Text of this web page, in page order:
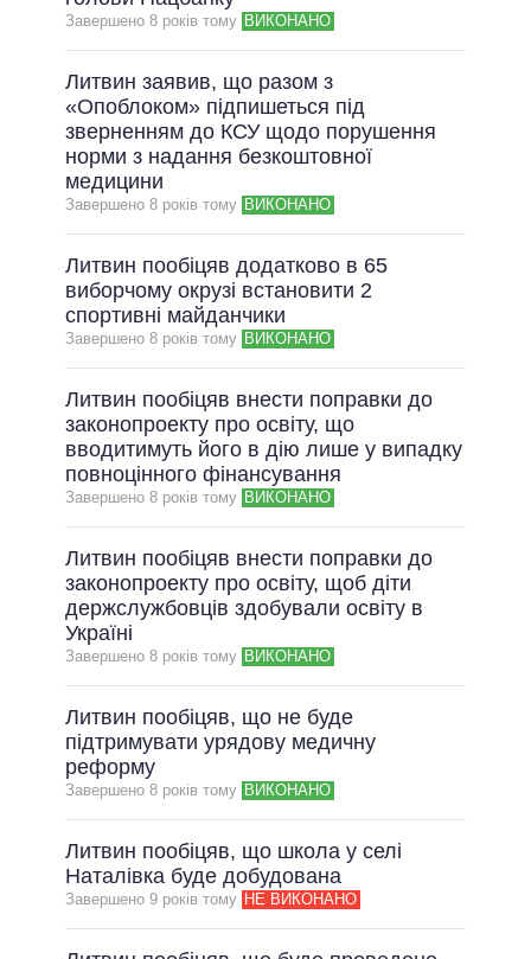
ВСІ ОБІЦЯНКИ
Завершено 8 рокiв тому ВИКОНАНО
Литвин заявив, що разом з
«Опоблоком» підпишеться під
зверненням до КСУ щодо порушення
норми з надання безкоштовної
медицини
Завершено 8 рокiв тому ВИКОНАНО
Литвин пообіцяв додатково в 65
виборчому окрузі встановити 2
спортивні майданчики
Завершено 8 рокiв тому ВИКОНАНО
Литвин пообіцяв внести поправки до
законопроекту про освіту, що
вводитимуть його в дію лише у випадку
повноцінного фінансування
Завершено 8 рокiв тому ВИКОНАНО
Литвин пообіцяв внести поправки до
законопроекту про освіту, щоб діти
держслужбовців здобували освіту в
Україні
Завершено 8 рокiв тому ВИКОНАНО
Литвин пообіцяв, що не буде
підтримувати урядову медичну
реформу
Завершено 8 рокiв тому ВИКОНАНО
Литвин пообіцяв, що школа у селі
Наталівка буде добудована
Завершено 9 рокiв тому НЕ ВИКОНАНО